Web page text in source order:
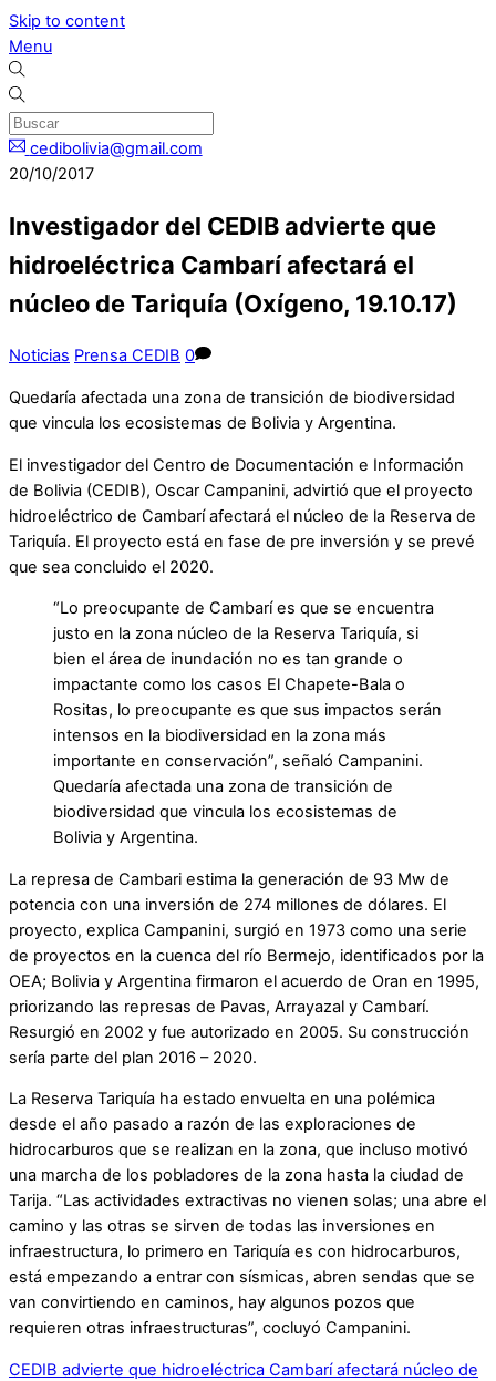
Skip to content
Menu
cedibolivia@gmail.com
20/10/2017
Investigador del CEDIB advierte que
hidroeléctrica Cambarí afectará el
núcleo de Tariquía (Oxígeno, 19.10.17)
Noticias Prensa CEDIB 0
Quedaría afectada una zona de transición de biodiversidad
que vincula los ecosistemas de Bolivia y Argentina.
El investigador del Centro de Documentación e Información
de Bolivia (CEDIB), Oscar Campanini, advirtió que el proyecto
hidroeléctrico de Cambarí afectará el núcleo de la Reserva de
Tariquía. El proyecto está en fase de pre inversión y se prevé
que sea concluido el 2020.
“Lo preocupante de Cambarí es que se encuentra
justo en la zona núcleo de la Reserva Tariquía, si
bien el área de inundación no es tan grande o
impactante como los casos El Chapete-Bala o
Rositas, lo preocupante es que sus impactos serán
intensos en la biodiversidad en la zona más
importante en conservación”, señaló Campanini.
Quedaría afectada una zona de transición de
biodiversidad que vincula los ecosistemas de
Bolivia y Argentina.
La represa de Cambari estima la generación de 93 Mw de
potencia con una inversión de 274 millones de dólares. El
proyecto, explica Campanini, surgió en 1973 como una serie
de proyectos en la cuenca del río Bermejo, identificados por la
OEA; Bolivia y Argentina firmaron el acuerdo de Oran en 1995,
priorizando las represas de Pavas, Arrayazal y Cambarí.
Resurgió en 2002 y fue autorizado en 2005. Su construcción
sería parte del plan 2016 – 2020.
La Reserva Tariquía ha estado envuelta en una polémica
desde el año pasado a razón de las exploraciones de
hidrocarburos que se realizan en la zona, que incluso motivó
una marcha de los pobladores de la zona hasta la ciudad de
Tarija. “Las actividades extractivas no vienen solas; una abre el
camino y las otras se sirven de todas las inversiones en
infraestructura, lo primero en Tariquía es con hidrocarburos,
está empezando a entrar con sísmicas, abren sendas que se
van convirtiendo en caminos, hay algunos pozos que
requieren otras infraestructuras”, cocluyó Campanini.
CEDIB advierte que hidroeléctrica Cambarí afectará núcleo de